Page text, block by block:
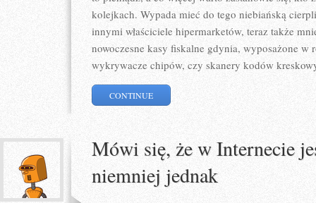
kolejkach. Wypada mieć do tego niebiańską
innymi właściciele hipermarketów, teraz także
nowoczesne kasy fiskalne gdynia, wyposażone
wykrywacze chipów, czy skanery kodów
CONTINUE
Mówi się, że w Internecie
niemniej jednak